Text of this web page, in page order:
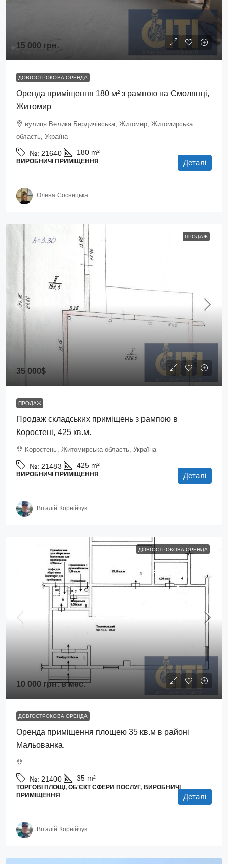
15 000 грн.
ДОВГОСТРОКОВА ОРЕНДА
Оренда приміщення 180 м² з рампою на Смолянці,
Житомир
вулиця Велика Бердичівська, Житомир, Житомирська
область, Україна
№: 21640 180 m²
ВИРОБНИЧІ ПРИМІЩЕННЯ Деталі
Олена Сосницька
ПРОДАЖ
35 000$
ПРОДАЖ
Продаж складських приміщень з рампою в
Коростені, 425 кв.м.
Коростень, Житомирська область, Україна
№: 21483 425 m²
ВИРОБНИЧІ ПРИМІЩЕННЯ Деталі
Віталій Корнійчук
ДОВГОСТРОКОВА ОРЕНДА
10 000 грн.в мес.
ДОВГОСТРОКОВА ОРЕНДА
Оренда приміщення площею 35 кв.м в районі
Мальованка.
№: 21400 35 m²
ТОРГОВІ ПЛОЩІ, ОБ'ЄКТ СФЕРИ ПОСЛУГ, ВИРОБНИЧІ
ПРИМІЩЕННЯ
Деталі
Віталій Корнійчук